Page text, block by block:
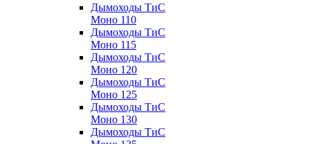
Дымоходы ТиС
Моно 110
Дымоходы ТиС
Моно 115
Дымоходы ТиС
Моно 120
Дымоходы ТиС
Моно 125
Дымоходы ТиС
Моно 130
Дымоходы ТиС